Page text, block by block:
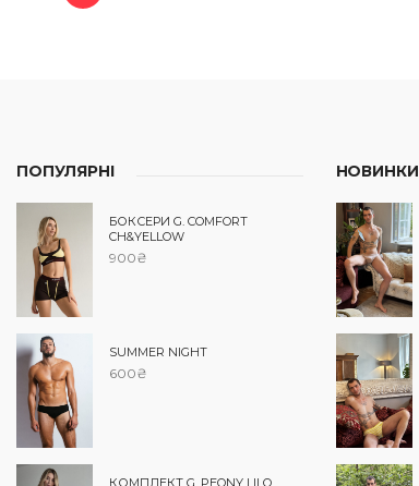
ПОПУЛЯРНІ
БОКСЕРИ G. COMFORT
CH&YELLOW
900₴
SUMMER NIGHT
600₴
КОМПЛЕКТ G. PEONY LILO
НОВИНКИ